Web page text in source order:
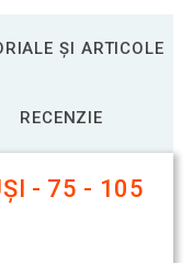
ȘI ARTICOLE
RECENZIE
- 75 - 105